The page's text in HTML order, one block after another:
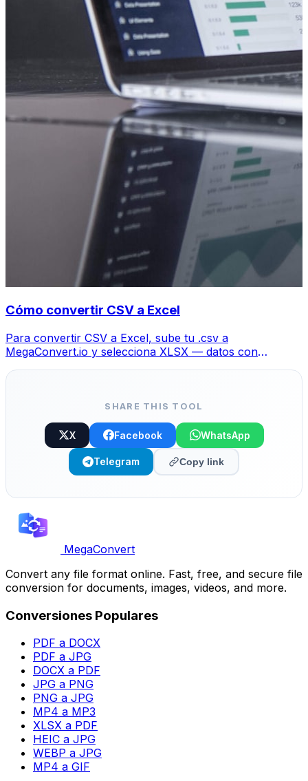
Cómo convertir CSV a Excel
Para convertir CSV a Excel, sube tu .csv a
MegaConvert.io y selecciona XLSX — datos con
SHARE THIS TOOL
X Facebook WhatsApp
Telegram Copy link
MegaConvert
Convert any file format online. Fast, free, and secure file
conversion for documents, images, videos, and more.
Conversiones Populares
PDF a DOCX
PDF a JPG
DOCX a PDF
JPG a PNG
PNG a JPG
MP4 a MP3
XLSX a PDF
HEIC a JPG
WEBP a JPG
MP4 a GIF